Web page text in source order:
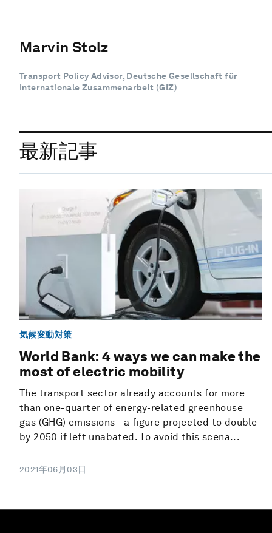
Marvin Stolz
Transport Policy Advisor, Deutsche Gesellschaft für
Internationale Zusammenarbeit (GIZ)
最新記事
気候変動対策
World Bank: 4 ways we can make the
most of electric mobility
The transport sector already accounts for more
than one-quarter of energy-related greenhouse
gas (GHG) emissions—a figure projected to double
by 2050 if left unabated. To avoid this scena...
2021年06月03日